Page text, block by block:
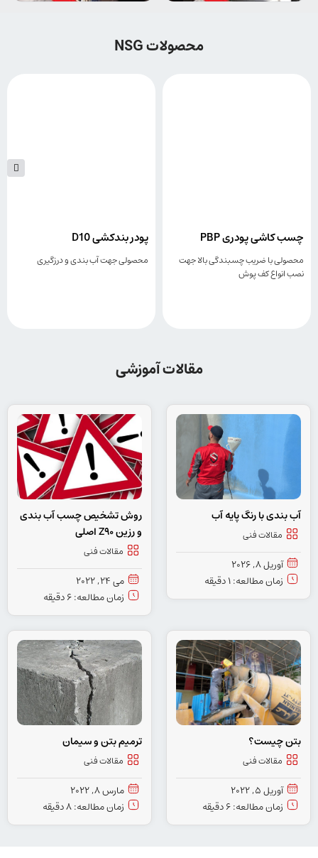
محصولات NSG
چسب کاشی پودری PBP
محصولی با ضریب چسبندگی بالا جهت
نصب انواع کف پوش
پودر بندکشی D10
محصولی جهت آب بندی و درزگیری
مقالات آموزشی
آب بندی با رنگ پایه آب
مقالات فنی
آوریل 8, 2026
زمان مطالعه: 1 دقیقه
روش تشخیص چسب آب بندی
و رزین Z90 اصلی
مقالات فنی
می 24, 2022
زمان مطالعه: 6 دقیقه
بتن چیست؟
مقالات فنی
آوریل 5, 2022
زمان مطالعه: 6 دقیقه
ترمیم بتن و سیمان
مقالات فنی
مارس 8, 2022
زمان مطالعه: 8 دقیقه